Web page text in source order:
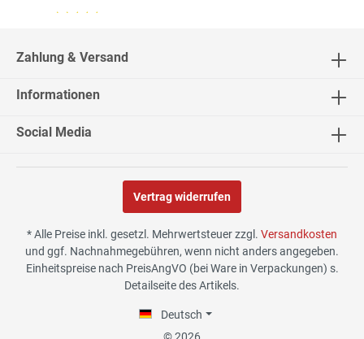
02.08.26▼
30.07.26
Zahlung & Versand
Informationen
Social Media
Vertrag widerrufen
* Alle Preise inkl. gesetzl. Mehrwertsteuer zzgl. Versandkosten
und ggf. Nachnahmegebühren, wenn nicht anders angegeben.
Einheitspreise nach PreisAngVO (bei Ware in Verpackungen) s.
Detailseite des Artikels.
Deutsch